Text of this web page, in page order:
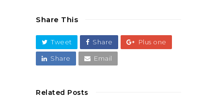
Share This
Tweet Share Plus one
Share Email
Related Posts